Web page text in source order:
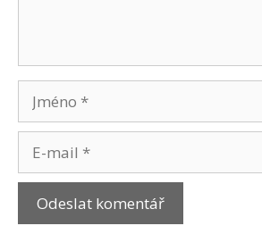
mail